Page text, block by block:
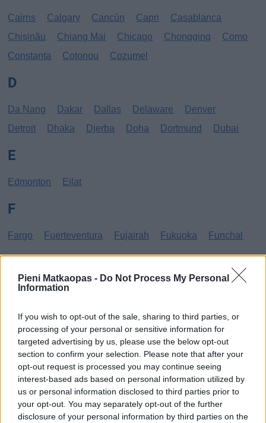
Pieni Matkaopas - Do Not Process My Personal
Information
If you wish to opt-out of the sale, sharing to third parties, or
processing of your personal or sensitive information for
targeted advertising by us, please use the below opt-out
section to confirm your selection. Please note that after your
opt-out request is processed you may continue seeing
interest-based ads based on personal information utilized by
us or personal information disclosed to third parties prior to
your opt-out. You may separately opt-out of the further
disclosure of your personal information by third parties on the
Cairns Calgary Cancún Capri
Casablanca
Chișinău
Chiang Mai Chicago Chongqing
Como
Constanta
Cotonou Cozumel
D
Da Nang Dakar Dallas Delaware
Denver
Detroit
Dhaka Djerba Doha Dortmund Dubai
E
Edmonton Eilat
F
Fargo Fuerteventura Fujairah Fukuoka Funchal
Gibraltar Gran Canaria
Haag Hammamet Hania Hannover
Hanoi
Helsingborg Helsinki
Ho Chi Minh City
Hong Kong
Honolulu Houston Hua Hin